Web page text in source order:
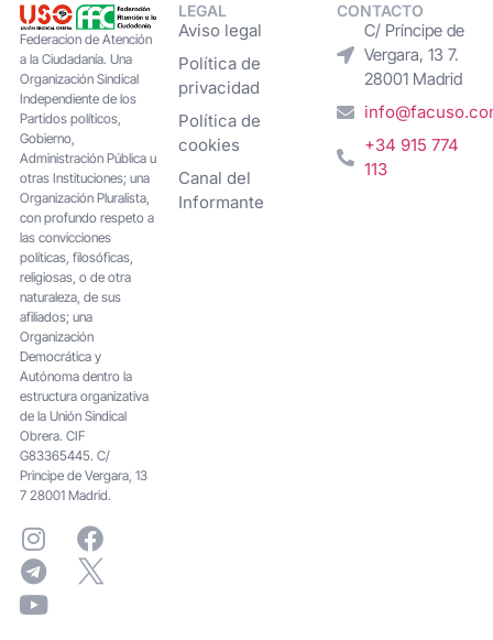
Federacion de Atención
a la Ciudadanía. Una
Organización Sindical
Independiente de los
Partidos políticos,
Gobierno,
Administración Pública u
otras Instituciones; una
Organización Pluralista,
con profundo respeto a
las convicciones
políticas, filosóficas,
religiosas, o de otra
naturaleza, de sus
afiliados; una
Organización
Democrática y
Autónoma dentro la
estructura organizativa
de la Unión Sindical
Obrera. CIF
G83365445. C/
Principe de Vergara, 13
7 28001 Madrid.
LEGAL
Aviso legal
Política de
privacidad
Política de
cookies
Canal del
Informante
CONTACTO
C/ Príncipe de
Vergara, 13 7.
28001 Madrid
+34 915 774
113